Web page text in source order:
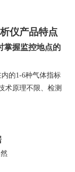
仪产品特点
掌握监控地点的
的1-6种气体指标
术原理不限、检测